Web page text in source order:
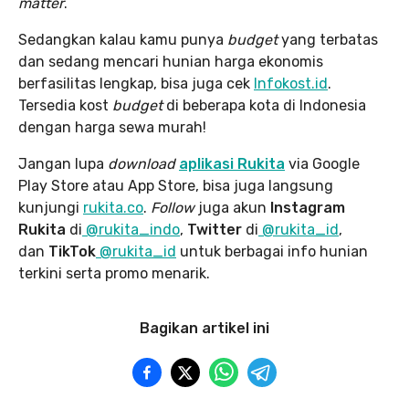
Sedangkan kalau kamu punya budgetyang terbatas
dan sedang mencari hunian harga ekonomis
berfasilitas lengkap, bisa juga cek Infokost.id.
Tersedia kost budgetdi beberapa kota di Indonesia
dengan harga sewa murah!
Jangan lupa download aplikasi Rukita via Google
Play Store atau App Store, bisa juga langsung
kunjungi rukita.co. Followjuga akun Instagram
Rukita di @rukita_indo, Twitter di @rukita_id,
dan TikTok @rukita_id untuk berbagai info hunian
terkini serta promo menarik.
Bagikan artikel ini